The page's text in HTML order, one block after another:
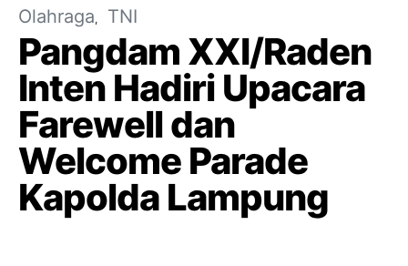
Olahraga TNI
Pangdam XXI/Raden
Inten Hadiri Upacara
Farewell dan
Welcome Parade
Kapolda Lampung